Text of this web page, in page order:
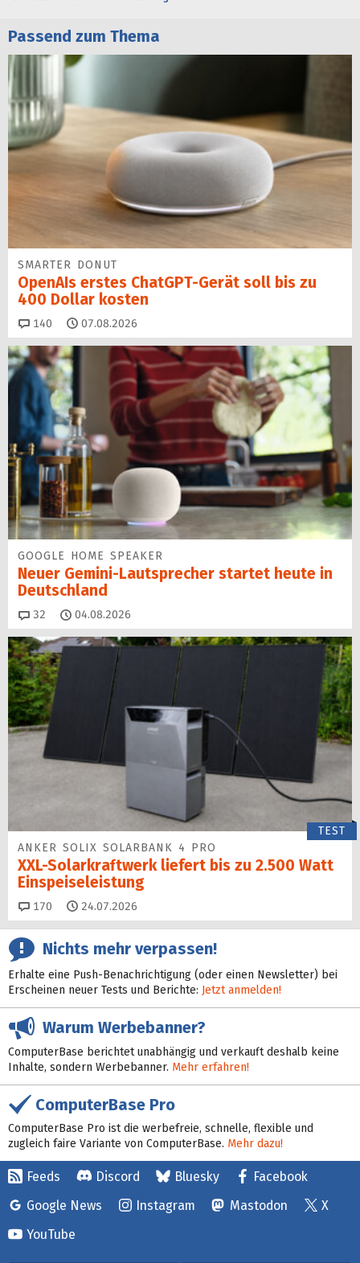
Passend zum Thema
SMARTER DONUT
OpenAIs erstes ChatGPT-Gerät soll bis zu
400 Dollar kosten
140 Kommentare
07.08.2026
GOOGLE HOME SPEAKER
Neuer Gemini-Laut­spre­cher startet heu­te in
Deutschland
32 Kommentare
04.08.2026
TEST
ANKER SOLIX SOLARBANK 4 PRO
XXL-Solarkraftwerk liefert bis zu 2.500 Watt
Einspeise­leistung
170 Kommentare
24.07.2026
Nichts mehr verpassen!
Erhalte eine Push-Benachrichtigung (oder einen Newsletter) bei
Erscheinen neuer Tests und Berichte: Jetzt anmelden!
Warum Werbebanner?
ComputerBase berichtet unabhängig und verkauft deshalb keine
Inhalte, sondern Werbebanner. Mehr erfahren!
ComputerBase Pro
ComputerBase Pro ist die werbefreie, schnelle, flexible und
zugleich faire Variante von ComputerBase. Mehr dazu!
Feeds Discord Bluesky
Facebook
Google News
Instagram Mastodon
X
YouTube